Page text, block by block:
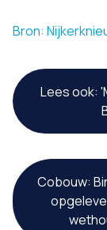
Bron:
Lees ook:
Cobouw: